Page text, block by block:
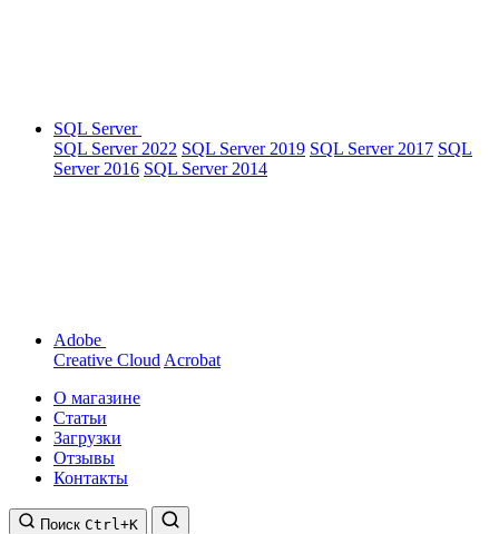
SQL Server
SQL Server 2022 SQL Server 2019 SQL Server 2017 SQL
Server 2016 SQL Server 2014
Adobe
Creative Cloud Acrobat
О магазине
Статьи
Загрузки
Отзывы
Контакты
Поиск Ctrl+K